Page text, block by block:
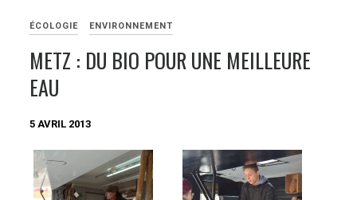
ÉCOLOGIE ENVIRONNEMENT
METZ : DU BIO POUR UNE MEILLEURE
EAU
5 AVRIL 2013